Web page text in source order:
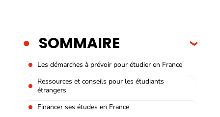
SOMMAIRE
Les démarches à prévoir pour étudier en France
Ressources et conseils pour les étudiants
étrangers
Financer ses études en France